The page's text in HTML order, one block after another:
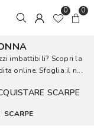
0 0
imbattibili? Scopri la
online. Sfoglia il n...
SCARPE
SCARPE